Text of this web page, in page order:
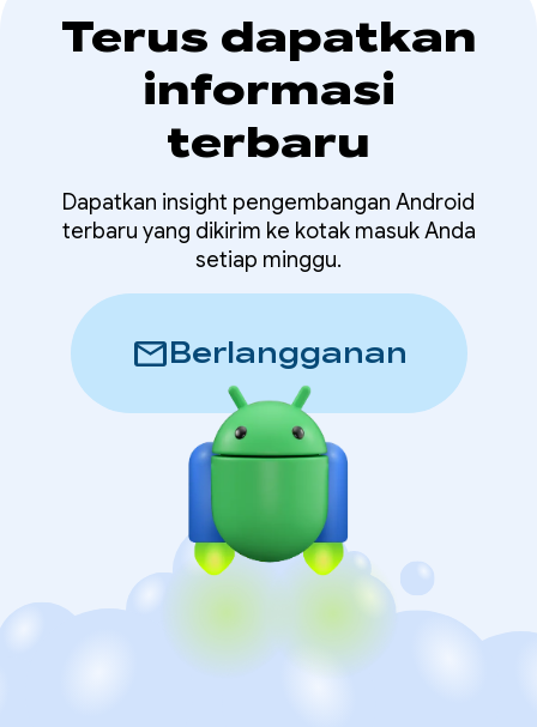
Terus dapatkan
informasi
terbaru
Dapatkan insight pengembangan Android
terbaru yang dikirim ke kotak masuk Anda
setiap minggu.
mailBerlangganan